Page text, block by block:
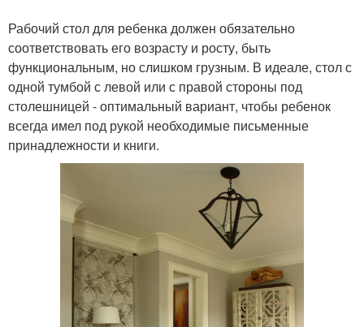
Рабочий стол для ребенка должен обязательно
соответствовать его возрасту и росту, быть
функциональным, но слишком грузным. В идеале, стол с
одной тумбой с левой или с правой стороны под
столешницей - оптимальный вариант, чтобы ребенок
всегда имел под рукой необходимые письменные
принадлежности и книги.